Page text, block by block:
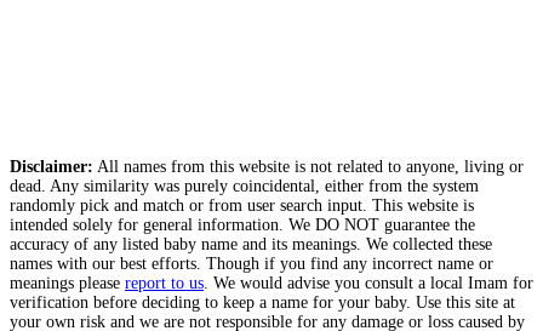
Disclaimer: All names from this website is not related to anyone, living or
dead. Any similarity was purely coincidental, either from the system
randomly pick and match or from user search input. This website is
intended solely for general information. We DO NOT guarantee the
accuracy of any listed baby name and its meanings. We collected these
names with our best efforts. Though if you find any incorrect name or
meanings please report to us . We would advise you consult a local Imam for
verification before deciding to keep a name for your baby. Use this site at
your own risk and we are not responsible for any damage or loss caused by